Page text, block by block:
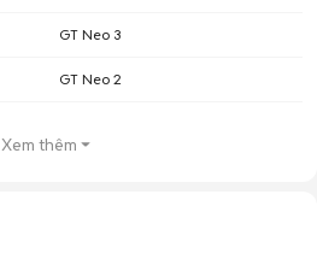
GT Neo 3
GT Neo 2
Xem thêm